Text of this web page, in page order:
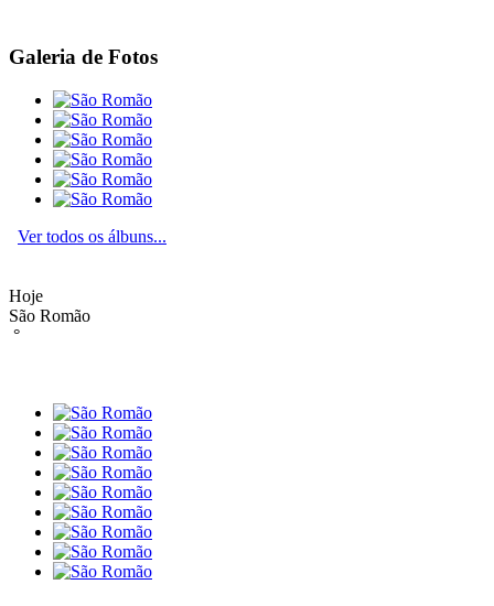
Galeria de Fotos
Ver todos os álbuns...
Hoje
São Romão
°